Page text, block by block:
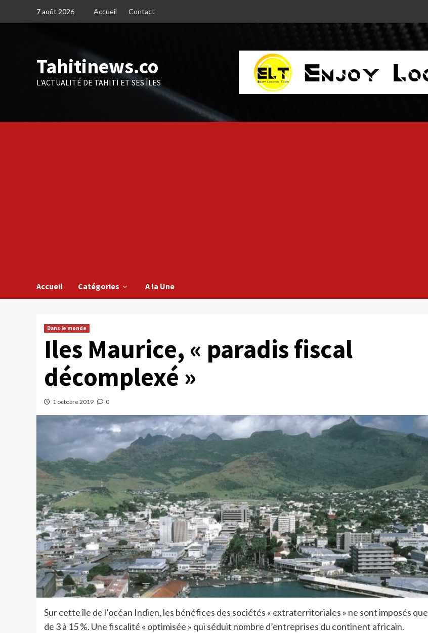
7 août 2026 Accueil Contact
Tahitinews.co
L'ACTUALITÉ DE TAHITI ET SES ÎLES
Accueil Catégories A la Une
Dans le monde
Iles Maurice, « paradis fiscal
décomplexé »
1 octobre 2019 0
Sur cette île de l’océan Indien, les bénéfices des sociétés « extraterritoriales » ne sont imposés que
de 3 à 15 %. Une fiscalité « optimisée » qui séduit nombre d’entreprises du continent africain.